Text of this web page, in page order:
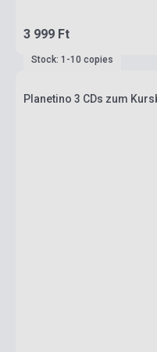
3 999 Ft
Stock: 1-10 copies
Planetino 3 CDs zum